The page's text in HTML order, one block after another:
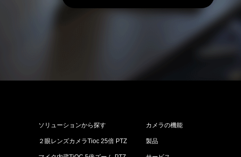
ソリューションから探す
２眼レンズカメラTioc 25倍 PTZ
カメラの機能
製品